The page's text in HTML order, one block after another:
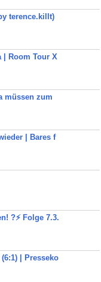
terence.killt)
| Room Tour X
müssen zum
| Bares f
?⚡️ Folge 7.3.
| Presseko